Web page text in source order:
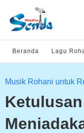
Beranda Lagu
Musik Rohani untuk